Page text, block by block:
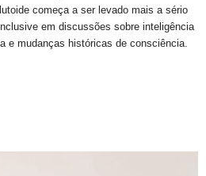
começa a ser levado mais a sério
em discussões sobre inteligência
e mudanças históricas de consciência.